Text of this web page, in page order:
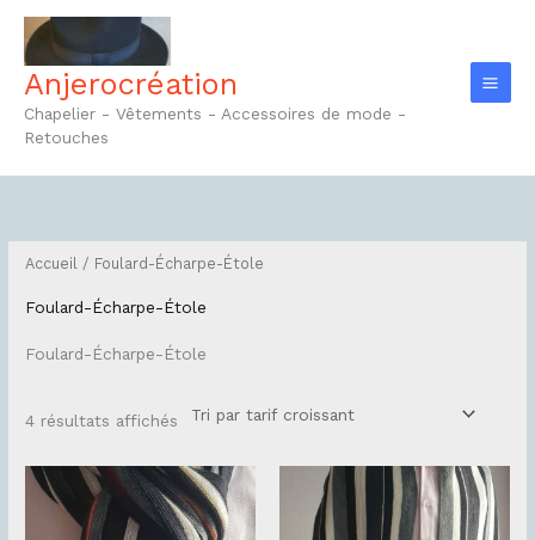
Aller
contenuAnjerocréation
Chapelier - Vêtements - Accessoires de mode -
Retouches
Accueil / Foulard-Écharpe-Étole
Foulard-Écharpe-Étole
Foulard-Écharpe-Étole
4 résultats affichés
Trié